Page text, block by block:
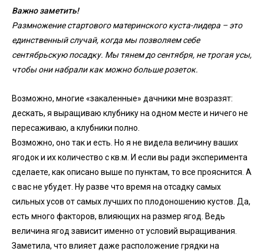
Важно заметить!
Размножение стартового материнского куста-лидера – это
единственный случай, когда мы позволяем себе
сентябрьскую посадку. Мы тянем до сентября, не трогая усы,
чтобы они набрали как можно больше розеток.
Возможно, многие «закаленные» дачники мне возразят:
дескать, я выращиваю клубнику на одном месте и ничего не
пересаживаю, а клубники полно.
Возможно, оно так и есть. Но я не видела величину ваших
ягодок и их количество с кв.м. И если вы ради эксперимента
сделаете, как описано выше по пунктам, то все прояснится. А
с вас не убудет. Ну разве что время на отсадку самых
сильных усов от самых лучших по плодоношению кустов. Да,
есть много факторов, влияющих на размер ягод. Ведь
величина ягод зависит именно от условий выращивания.
Заметила, что влияет даже расположение грядки на